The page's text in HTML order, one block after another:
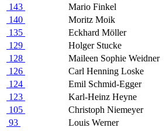
143
Mario Finkel
140
Moritz Moik
135
Eckhard Möller
129
Holger Stucke
128
Maileen Sophie Weidner
126
Carl Henning Loske
124
Emil Schmid-Egger
123
Karl-Heinz Heyne
105
Christoph Niemeyer
93
Louis Werner